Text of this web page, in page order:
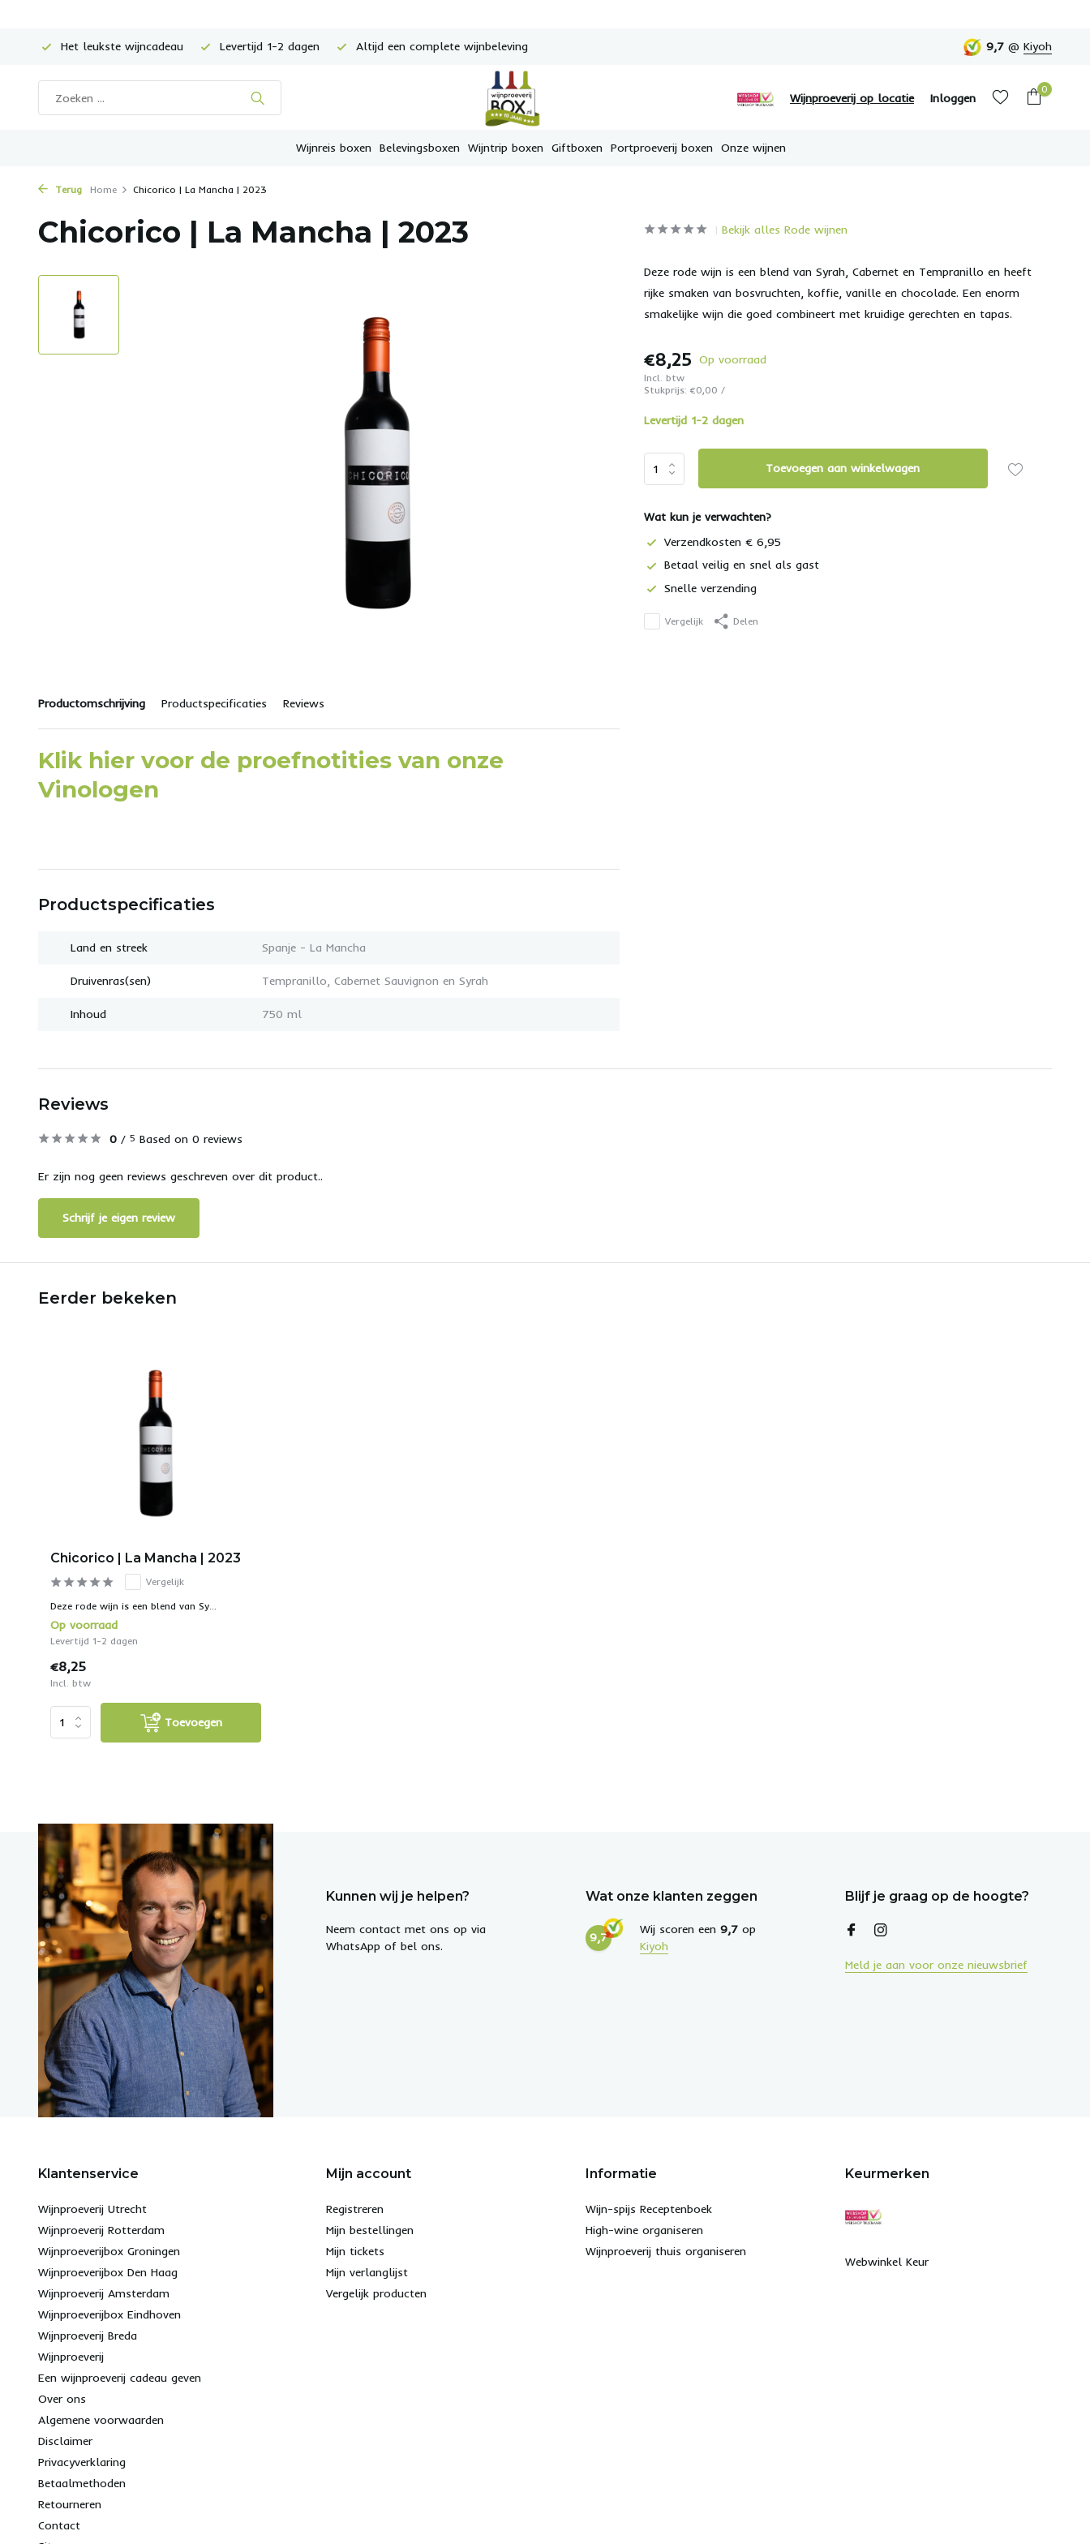
Het leukste wijncadeau Levertijd 1-2 dagen Altijd een complete wijnbeleving 9,7 @ Kiyoh
Wijnproeverij op locatie Inloggen
0
Wijnreis boxen Belevingsboxen Wijntrip boxen Giftboxen Portproeverij boxen Onze wijnen
Terug Home Chicorico | La Mancha | 2023
Chicorico | La Mancha | 2023
Productomschrijving Productspecificaties Reviews
Klik hier voor de proefnotities van onze
Vinologen
Productspecificaties
Land en streek Spanje - La Mancha
Druivenras(sen) Tempranillo, Cabernet Sauvignon en Syrah
Inhoud 750 ml
Bekijk alles Rode wijnen
Deze rode wijn is een blend van Syrah, Cabernet en Tempranillo en heeft
rijke smaken van bosvruchten, koffie, vanille en chocolade. Een enorm
smakelijke wijn die goed combineert met kruidige gerechten en tapas.
€8,25 Op voorraad
Incl. btw
Stukprijs:€0,00 /
Levertijd 1-2 dagen
Toevoegen aan winkelwagen
Wat kun je verwachten?
Verzendkosten € 6,95
Betaal veilig en snel als gast
Snelle verzending
Vergelijk Delen
Reviews
0 / 5 Based on 0 reviews
Er zijn nog geen reviews geschreven over dit product..
Schrijf je eigen review
Eerder bekeken
Chicorico | La Mancha | 2023
Vergelijk
Deze rode wijn is een blend van Sy...
Op voorraad
Levertijd 1-2 dagen
€8,25
Incl. btw
Toevoegen
Kunnen wij je helpen?
Neem contact met ons op via
WhatsApp of bel ons.
Wat onze klanten zeggen
9,7
Wij scoren een 9,7 op
Kiyoh
Blijf je graag op de hoogte?
Meld je aan voor onze nieuwsbrief
Klantenservice
Wijnproeverij Utrecht
Wijnproeverij Rotterdam
Wijnproeverijbox Groningen
Wijnproeverijbox Den Haag
Wijnproeverij Amsterdam
Wijnproeverijbox Eindhoven
Wijnproeverij Breda
Wijnproeverij
Een wijnproeverij cadeau geven
Over ons
Algemene voorwaarden
Disclaimer
Privacyverklaring
Betaalmethoden
Retourneren
Contact
Mijn account
Registreren
Mijn bestellingen
Mijn tickets
Mijn verlanglijst
Vergelijk producten
Informatie
Wijn-spijs Receptenboek
High-wine organiseren
Wijnproeverij thuis organiseren
Keurmerken
Webwinkel Keur